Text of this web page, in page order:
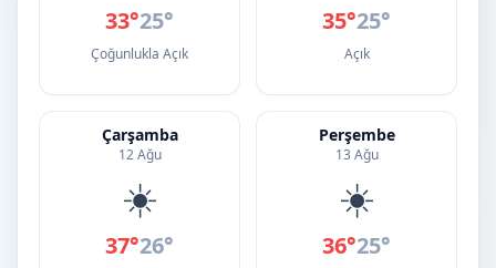
33°25°
Çoğunlukla Açık
35°25°
Açık
Çarşamba
12 Ağu
☀️
37°26°
Perşembe
13 Ağu
☀️
36°25°